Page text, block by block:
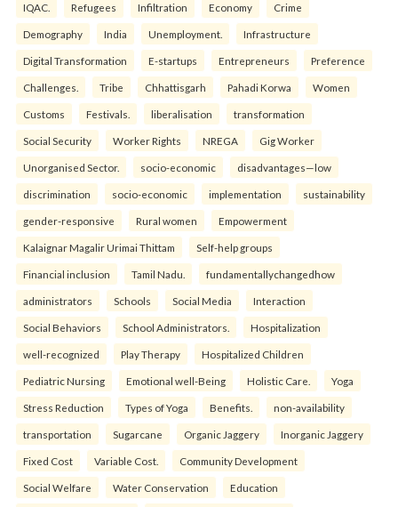
IQAC. Refugees Infiltration Economy Crime
Demography India Unemployment. Infrastructure
Digital Transformation E-startups Entrepreneurs Preference
Challenges. Tribe Chhattisgarh Pahadi Korwa Women
Customs Festivals. liberalisation transformation
Social Security Worker Rights NREGA Gig Worker
Unorganised Sector. socio-economic disadvantages—low
discrimination socio-economic implementation sustainability
gender-responsive Rural women Empowerment
Kalaignar Magalir Urimai Thittam Self-help groups
Financial inclusion Tamil Nadu. fundamentallychangedhow
administrators Schools Social Media Interaction
Social Behaviors School Administrators. Hospitalization
well-recognized Play Therapy Hospitalized Children
Pediatric Nursing Emotional well-Being Holistic Care. Yoga
Stress Reduction Types of Yoga Benefits. non-availability
transportation Sugarcane Organic Jaggery Inorganic Jaggery
Fixed Cost Variable Cost. Community Development
Social Welfare Water Conservation Education